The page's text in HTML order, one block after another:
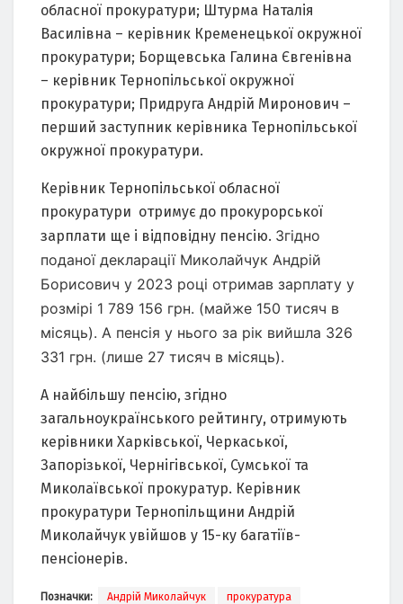
обласної прокуратури; Штурма Наталія
Василівна – керівник Кременецької окружної
прокуратури; Борщевська Галина Євгенівна
– керівник Тернопільської окружної
прокуратури; Придруга Андрій Миронович –
перший заступник керівника Тернопільської
окружної прокуратури.
Керівник Тернопільської обласної
прокуратури отримує до прокурорської
зарплати ще і відповідну пенсію. Згідно
поданої декларації Миколайчук Андрій
Борисович у 2023 році отримав зарплату у
розмірі 1 789 156 грн. (майже 150 тисяч в
місяць). А пенсія у нього за рік вийшла 326
331 грн. (лише 27 тисяч в місяць).
А найбільшу пенсію, згідно
загальноукраїнського рейтингу, отримують
керівники Харківської, Черкаської,
Запорізької, Чернігівської, Сумської та
Миколаївської прокуратур. Керівник
прокуратури Тернопільщини Андрій
Миколайчук увійшов у 15-ку багатіїв-
пенсіонерів.
Позначки: Андрій Миколайчук прокуратура